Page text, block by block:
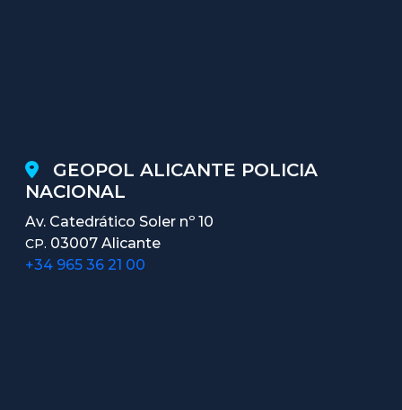
GEOPOL ALICANTE POLICIA
NACIONAL
Av. Catedrático Soler nº 10
CP. 03007 Alicante
+34 965 36 21 00